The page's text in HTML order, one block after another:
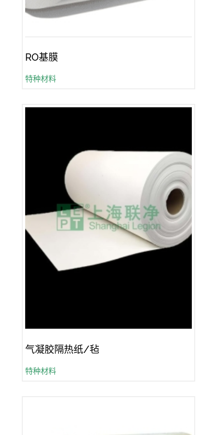
RO基膜
特种材料
气凝胶隔热纸/毡
特种材料